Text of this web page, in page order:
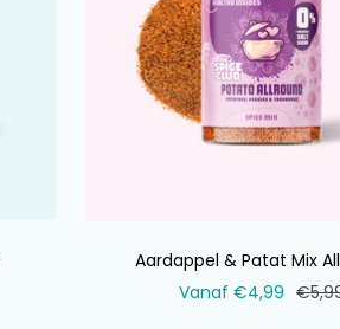
Aardappel & Patat Mix
Verkoopprijs
Vanaf €4,99